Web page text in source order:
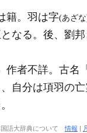
籍。羽は字(あざ
なる。後、劉邦
作者不詳。古名
自分は項羽の
国語大辞典について情報 |